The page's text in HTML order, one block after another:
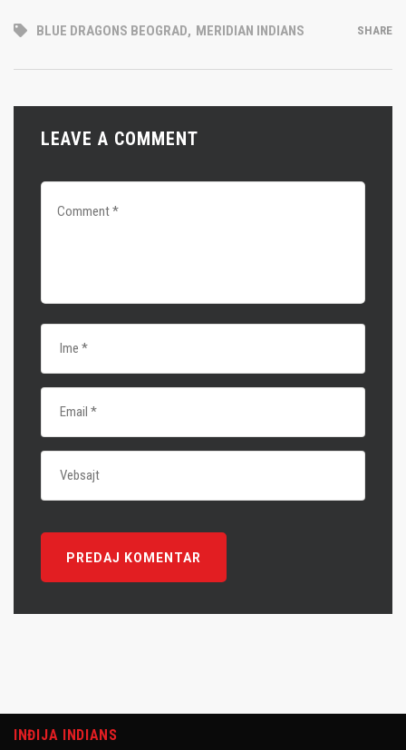
BLUE DRAGONS BEOGRAD, MERIDIAN INDIANS SHARE
LEAVE A COMMENT
INĐIJA INDIANS